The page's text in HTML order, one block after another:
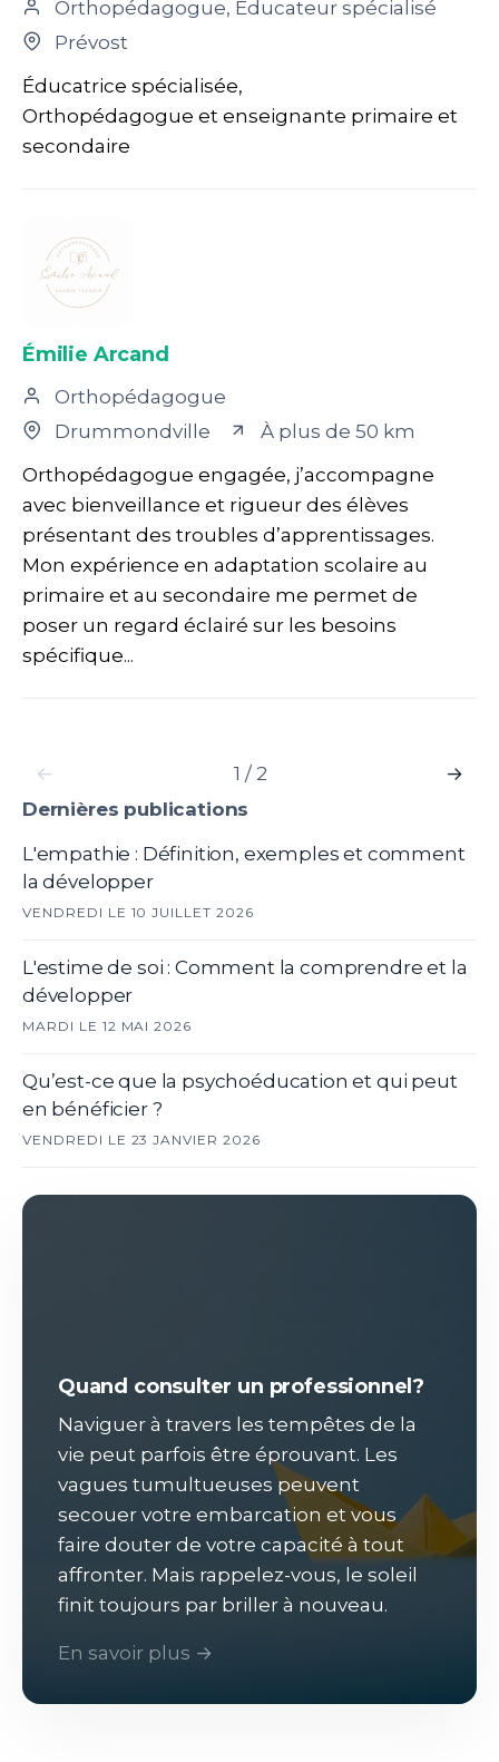
Orthopédagogue, Éducateur spécialisé
Prévost
Éducatrice spécialisée,
Orthopédagogue et enseignante primaire et
secondaire
Émilie Arcand
Orthopédagogue
Drummondville
À plus de 50 km
Orthopédagogue engagée, j’accompagne
avec bienveillance et rigueur des élèves
présentant des troubles d’apprentissages.
Mon expérience en adaptation scolaire au
primaire et au secondaire me permet de
poser un regard éclairé sur les besoins
spécifique...
← 1 / 2
→
Dernières publications
L'empathie : Définition, exemples et comment
la développer
VENDREDI LE 10 JUILLET 2026
L'estime de soi : Comment la comprendre et la
développer
MARDI LE 12 MAI 2026
Qu’est-ce que la psychoéducation et qui peut
en bénéficier ?
VENDREDI LE 23 JANVIER 2026
Quand consulter un professionnel?
Naviguer à travers les tempêtes de la
vie peut parfois être éprouvant. Les
vagues tumultueuses peuvent
secouer votre embarcation et vous
faire douter de votre capacité à tout
affronter. Mais rappelez-vous, le soleil
finit toujours par briller à nouveau.
En savoir plus →